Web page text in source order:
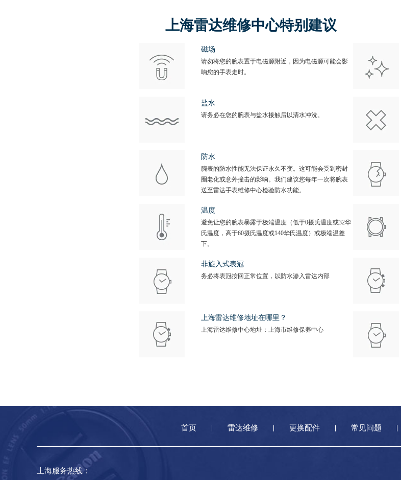
上海雷达维修中心特别建议
磁场
请勿将您的腕表置于电磁源附近，因为电磁源可能会影
响您的手表走时。
盐水
请务必在您的腕表与盐水接触后以清水冲洗。
防水
腕表的防水性能无法保证永久不变。这可能会受到密封
圈老化或意外撞击的影响。我们建议您每年一次将腕表
送至雷达手表维修中心检验防水功能。
温度
避免让您的腕表暴露于极端温度（低于0摄氏温度或32华
氏温度，高于60摄氏温度或140华氏温度）或极端温差
下。
非旋入式表冠
务必将表冠按回正常位置，以防水渗入雷达内部
上海雷达维修地址在哪里？
上海雷达维修中心地址：上海市维修保养中心
首页 雷达维修 更换配件 常见问题
上海服务热线：